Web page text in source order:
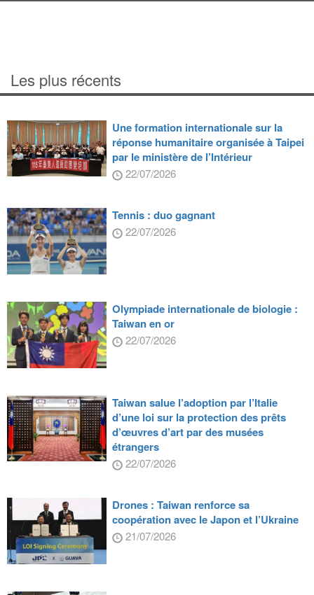
Les plus récents
Une formation internationale sur la
réponse humanitaire organisée à Taipei
par le ministère de l’Intérieur
22/07/2026
Tennis : duo gagnant
22/07/2026
Olympiade internationale de biologie :
Taiwan en or
22/07/2026
Taiwan salue l’adoption par l’Italie
d’une loi sur la protection des prêts
d’œuvres d’art par des musées
étrangers
22/07/2026
Drones : Taiwan renforce sa
coopération avec le Japon et l’Ukraine
21/07/2026